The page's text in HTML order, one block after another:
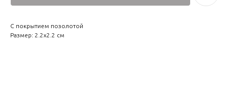
С покрытием позолотой
Размер: 2.2х2.2 см